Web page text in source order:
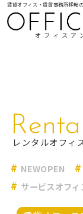
オフィスア
賃貸オフィス・賃貸事務所移転
注目オフ
居抜きオフ
レンタルオフィ
NEWOPEN
サービスオフィ